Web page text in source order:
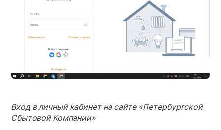
Вход в личный кабинет на сайте «Петербургской
Сбытовой Компании»